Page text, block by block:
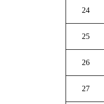
24
25
26
27